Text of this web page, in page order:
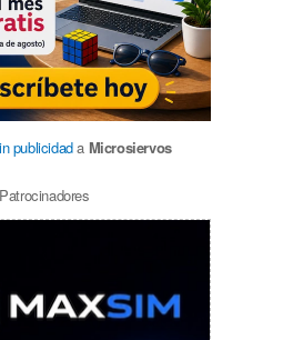
publicidada Microsiervos
Patrocinadores